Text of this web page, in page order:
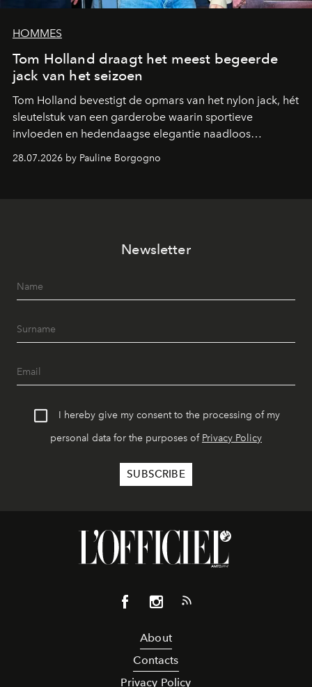
HOMMES
Tom Holland draagt het meest begeerde
jack van het seizoen
Tom Holland bevestigt de opmars van het nylon jack, hét
sleutelstuk van een garderobe waarin sportieve
invloeden en hedendaagse elegantie naadloos
28.07.2026 by Pauline Borgogno
Newsletter
I hereby give my consent to the processing of my
personal data for the purposes of Privacy Policy
About
Contacts
Privacy Policy